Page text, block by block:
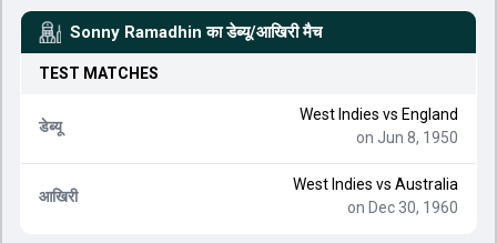
Sonny Ramadhin का डेब्यू/आखिरी मैच
TEST MATCHES
डेब्यू
West Indies vs England
on Jun 8, 1950
आखिरी
West Indies vs Australia
on Dec 30, 1960